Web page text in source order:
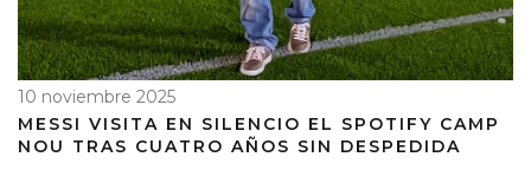
10 noviembre 2025
MESSI VISITA EN SILENCIO EL SPOTIFY CAMP
NOU TRAS CUATRO AÑOS SIN DESPEDIDA